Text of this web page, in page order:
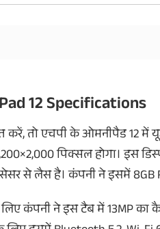
12 Specifications
करें, तो एचपी के ओमनीपैड 12 में
पिक्सल होगा। इस
से लैस है। कंपनी ने इसमें 8GB
लिए कंपनी ने इस टैब में 13MP का